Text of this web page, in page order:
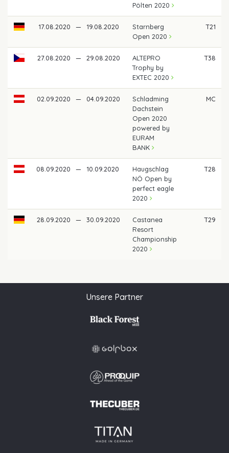
Pölten 2020
17.08.2020 — 19.08.2020
Starnberg
Open 2020
T21
27.08.2020 — 29.08.2020
ALTEPRO
Trophy by
EXTEC 2020
T38
02.09.2020 — 04.09.2020
Schladming
Dachstein
Open 2020
powered by
EURAM
BANK
MC
08.09.2020 — 10.09.2020
Haugschlag
NÖ Open by
perfect eagle
2020
T28
28.09.2020 — 30.09.2020
Castanea
Resort
Championship
2020
T29
Unsere Partner